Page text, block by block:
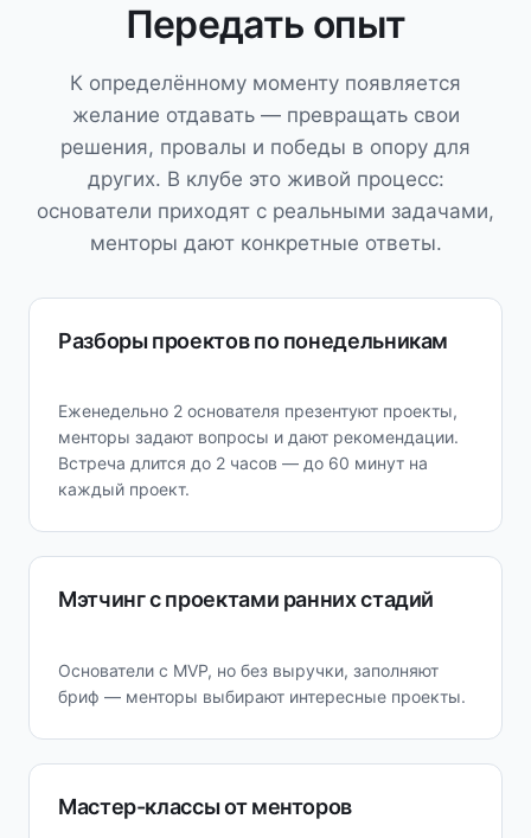
Передать опыт
К определённому моменту появляется
желание отдавать — превращать свои
решения, провалы и победы в опору для
других. В клубе это живой процесс:
основатели приходят с реальными задачами,
менторы дают конкретные ответы.
Разборы проектов по понедельникам
Еженедельно 2 основателя презентуют проекты,
менторы задают вопросы и дают рекомендации.
Встреча длится до 2 часов — до 60 минут на
каждый проект.
Мэтчинг с проектами ранних стадий
Основатели с MVP, но без выручки, заполняют
бриф — менторы выбирают интересные проекты.
Мастер-классы от менторов